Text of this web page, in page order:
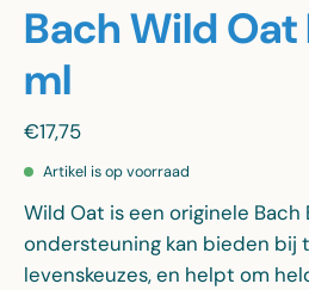
Bach Wild Oat
ml
€17,75
Artikel is op voorraad
Wild Oat is een originele Bach
ondersteuning kan bieden bij
levenskeuzes, en helpt om